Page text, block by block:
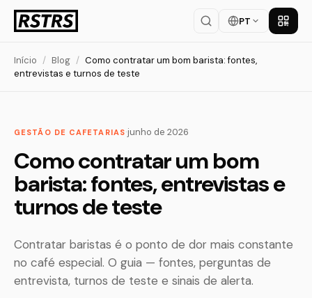
PT Baixar
Início / Blog / Como contratar um bom barista: fontes,
entrevistas e turnos de teste
GESTÃO DE CAFETARIAS·junho de 2026
Como contratar um bom
barista: fontes, entrevistas e
turnos de teste
Contratar baristas é o ponto de dor mais constante
no café especial. O guia — fontes, perguntas de
entrevista, turnos de teste e sinais de alerta.